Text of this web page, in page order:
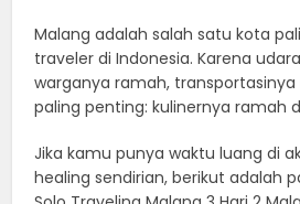
Malang adalah salah satu kota
traveler di Indonesia. Karena
warganya ramah,
paling penting: kulinernya ramah
Jika kamu punya waktu luang di
healing sendirian, berikut adalah